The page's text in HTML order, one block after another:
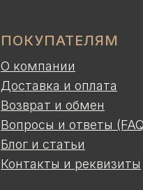
ПОКУПАТЕЛЯМ
О компании
Доставка и оплата
Возврат и обмен
Вопросы и ответы
Блог и статьи
Контакты и реквизиты